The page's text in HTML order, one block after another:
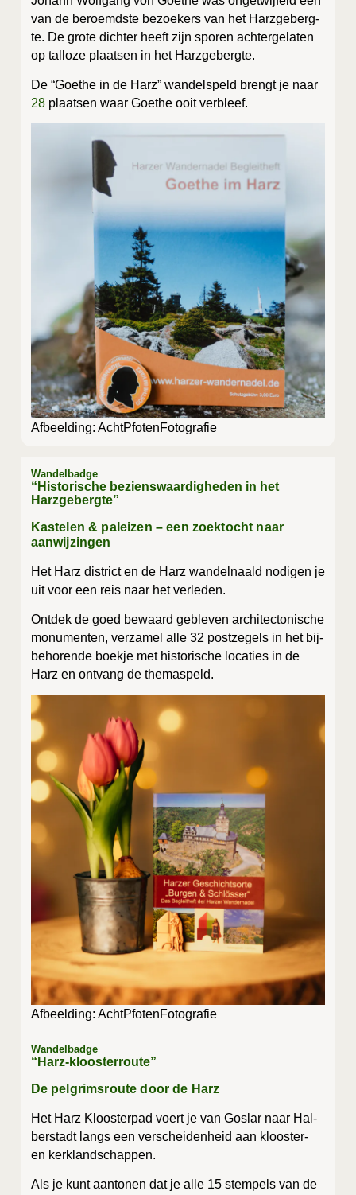
van de beroemd­ste bezoe­kers van het Harz­ge­berg­
te. De gro­te dich­ter heeft zijn spo­ren ach­ter­ge­la­ten
op tal­lo­ze plaat­sen in het Harzgebergte.
De “Goet­he in de Harz” wan­delspeld brengt je naar
28plaat­sen waar Goet­he ooit verbleef.
Afbeel­ding: AchtPfotenFotografie
Wandelbadge
“Historische bezienswaardigheden in het
Harzgebergte”
Kastelen & paleizen – een zoektocht naar
aanwijzingen
Het Harz dis­trict en de Harz wan­del­naald nodi­gen je
uit voor een reis naar het verleden.
Ont­dek de goed bewaard geble­ven archi­tec­to­ni­sche
monu­men­ten, ver­za­mel alle 32 post­ze­gels in het bij­
be­ho­ren­de boek­je met his­to­ri­sche loca­ties in de
Harz en ont­vang de themaspeld.
Afbeel­ding: AchtPfotenFotografie
Wandelbadge
“Harz-kloosterroute”
De pelgrimsroute door de Harz
Het Harz Kloos­ter­pad voert je van Gos­lar naar Hal­
ber­stadt langs een ver­schei­den­heid aan kloos­ter-
en kerklandschappen.
Als je kunt aan­to­nen dat je alle 15 stem­pels van de